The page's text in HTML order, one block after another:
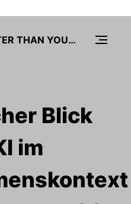
MY DATA IS BETTER THAN YOURS
Blick
im